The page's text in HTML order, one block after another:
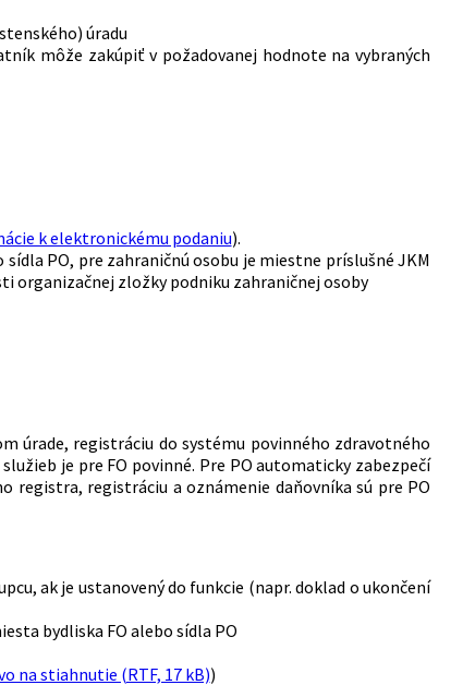
úradu
môže zakúpiť v požadovanej hodnote na vybraných
k elektronickému podaniu).
PO, pre zahraničnú osobu je miestne príslušné JKM
organizačnej zložky podniku zahraničnej osoby
úrade, registráciu do systému povinného zdravotného
je pre FO povinné. Pre PO automaticky zabezpečí
registra, registráciu a oznámenie daňovníka sú pre PO
ak je ustanovený do funkcie (napr. doklad o ukončení
bydliska FO alebo sídla PO
na stiahnutie (RTF, 17 kB))